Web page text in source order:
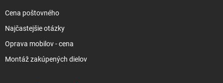
Cena poštovného
Najčastejšie otázky
Oprava mobilov - cena
Montáž zakúpených dielov